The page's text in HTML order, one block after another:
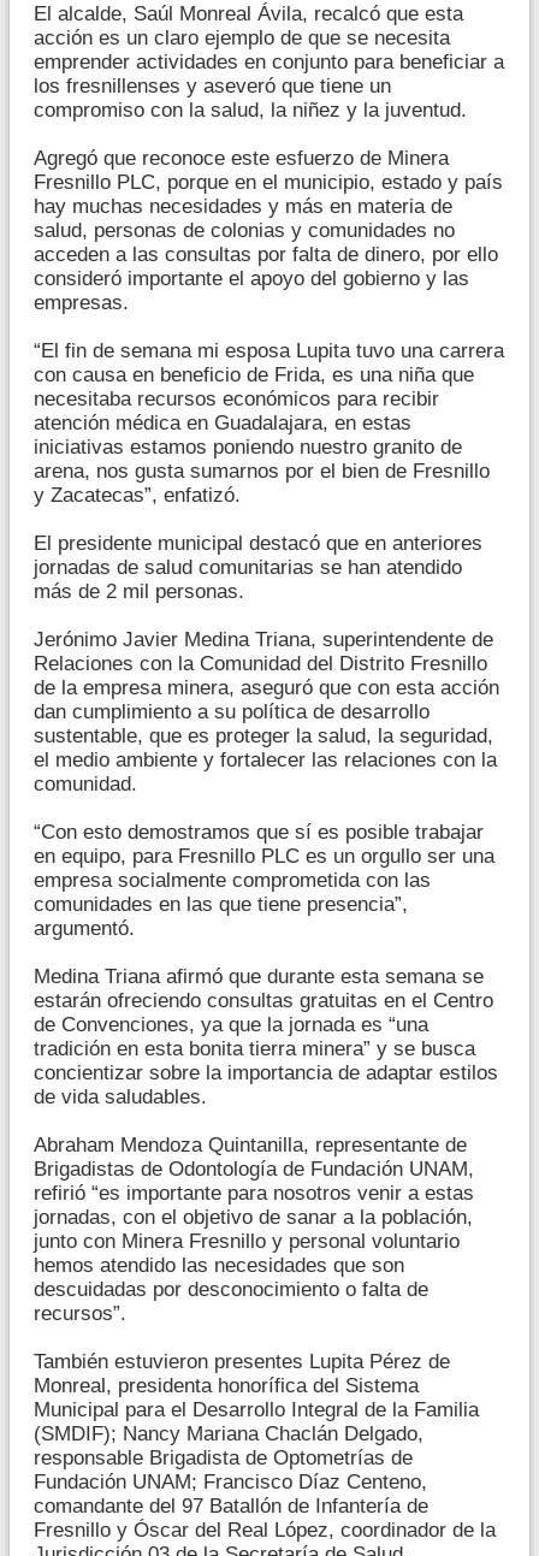
El alcalde, Saúl Monreal Ávila, recalcó que esta
acción es un claro ejemplo de que se necesita
emprender actividades en conjunto para beneficiar a
los fresnillenses y aseveró que tiene un
compromiso con la salud, la niñez y la juventud.
Agregó que reconoce este esfuerzo de Minera
Fresnillo PLC, porque en el municipio, estado y país
hay muchas necesidades y más en materia de
salud, personas de colonias y comunidades no
acceden a las consultas por falta de dinero, por ello
consideró importante el apoyo del gobierno y las
empresas.
“El fin de semana mi esposa Lupita tuvo una carrera
con causa en beneficio de Frida, es una niña que
necesitaba recursos económicos para recibir
atención médica en Guadalajara, en estas
iniciativas estamos poniendo nuestro granito de
arena, nos gusta sumarnos por el bien de Fresnillo
y Zacatecas”, enfatizó.
El presidente municipal destacó que en anteriores
jornadas de salud comunitarias se han atendido
más de 2 mil personas.
Jerónimo Javier Medina Triana, superintendente de
Relaciones con la Comunidad del Distrito Fresnillo
de la empresa minera, aseguró que con esta acción
dan cumplimiento a su política de desarrollo
sustentable, que es proteger la salud, la seguridad,
el medio ambiente y fortalecer las relaciones con la
comunidad.
“Con esto demostramos que sí es posible trabajar
en equipo, para Fresnillo PLC es un orgullo ser una
empresa socialmente comprometida con las
comunidades en las que tiene presencia”,
argumentó.
Medina Triana afirmó que durante esta semana se
estarán ofreciendo consultas gratuitas en el Centro
de Convenciones, ya que la jornada es “una
tradición en esta bonita tierra minera” y se busca
concientizar sobre la importancia de adaptar estilos
de vida saludables.
Abraham Mendoza Quintanilla, representante de
Brigadistas de Odontología de Fundación UNAM,
refirió “es importante para nosotros venir a estas
jornadas, con el objetivo de sanar a la población,
junto con Minera Fresnillo y personal voluntario
hemos atendido las necesidades que son
descuidadas por desconocimiento o falta de
recursos”.
También estuvieron presentes Lupita Pérez de
Monreal, presidenta honorífica del Sistema
Municipal para el Desarrollo Integral de la Familia
(SMDIF); Nancy Mariana Chaclán Delgado,
responsable Brigadista de Optometrías de
Fundación UNAM; Francisco Díaz Centeno,
comandante del 97 Batallón de Infantería de
Fresnillo y Óscar del Real López, coordinador de la